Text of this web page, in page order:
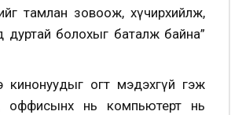
тамлан зовоож, хүчирхийлж,
дуртай болохыг баталж байна”
кинонуудыг огт мэдэхгүй гэж
оффисынх нь компьютерт нь